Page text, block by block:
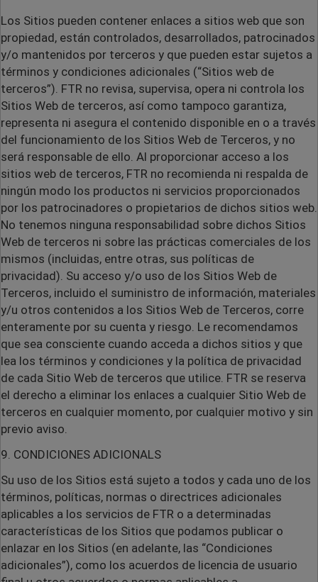
Los Sitios pueden contener enlaces a sitios web que son
propiedad, están controlados, desarrollados, patrocinados
y/o mantenidos por terceros y que pueden estar sujetos a
términos y condiciones adicionales (“Sitios web de
terceros”). FTR no revisa, supervisa, opera ni controla los
Sitios Web de terceros, así como tampoco garantiza,
representa ni asegura el contenido disponible en o a través
del funcionamiento de los Sitios Web de Terceros, y no
será responsable de ello. Al proporcionar acceso a los
sitios web de terceros, FTR no recomienda ni respalda de
ningún modo los productos ni servicios proporcionados
por los patrocinadores o propietarios de dichos sitios web.
No tenemos ninguna responsabilidad sobre dichos Sitios
Web de terceros ni sobre las prácticas comerciales de los
mismos (incluidas, entre otras, sus políticas de
privacidad). Su acceso y/o uso de los Sitios Web de
Terceros, incluido el suministro de información, materiales
y/u otros contenidos a los Sitios Web de Terceros, corre
enteramente por su cuenta y riesgo. Le recomendamos
que sea consciente cuando acceda a dichos sitios y que
lea los términos y condiciones y la política de privacidad
de cada Sitio Web de terceros que utilice. FTR se reserva
el derecho a eliminar los enlaces a cualquier Sitio Web de
terceros en cualquier momento, por cualquier motivo y sin
previo aviso.
9. CONDICIONES ADICIONALS
Su uso de los Sitios está sujeto a todos y cada uno de los
términos, políticas, normas o directrices adicionales
aplicables a los servicios de FTR o a determinadas
características de los Sitios que podamos publicar o
enlazar en los Sitios (en adelante, las “Condiciones
adicionales”), como los acuerdos de licencia de usuario